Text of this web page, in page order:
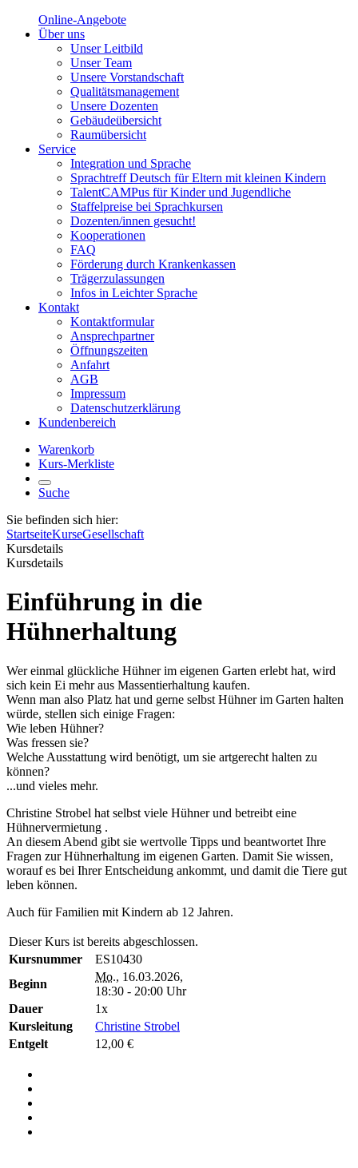
Online-Angebote
Über uns
Unser Leitbild
Unser Team
Unsere Vorstandschaft
Qualitätsmanagement
Unsere Dozenten
Gebäudeübersicht
Raumübersicht
Service
Integration und Sprache
Sprachtreff Deutsch für Eltern mit kleinen Kindern
TalentCAMPus für Kinder und Jugendliche
Staffelpreise bei Sprachkursen
Dozenten/innen gesucht!
Kooperationen
FAQ
Förderung durch Krankenkassen
Trägerzulassungen
Infos in Leichter Sprache
Kontakt
Kontaktformular
Ansprechpartner
Öffnungszeiten
Anfahrt
AGB
Impressum
Datenschutzerklärung
Kundenbereich
Warenkorb
Kurs-Merkliste
Suche
Sie befinden sich hier:
StartseiteKurseGesellschaft
Kursdetails
Kursdetails
Einführung in die
Hühnerhaltung
Wer einmal glückliche Hühner im eigenen Garten erlebt hat, wird
sich kein Ei mehr aus Massentierhaltung kaufen.
Wenn man also Platz hat und gerne selbst Hühner im Garten halten
würde, stellen sich einige Fragen:
Wie leben Hühner?
Was fressen sie?
Welche Ausstattung wird benötigt, um sie artgerecht halten zu
können?
...und vieles mehr.
Christine Strobel hat selbst viele Hühner und betreibt eine
Hühnervermietung .
An diesem Abend gibt sie wertvolle Tipps und beantwortet Ihre
Fragen zur Hühnerhaltung im eigenen Garten. Damit Sie wissen,
worauf es bei Ihrer Entscheidung ankommt, und damit die Tiere gut
leben können.
Auch für Familien mit Kindern ab 12 Jahren.
Dieser Kurs ist bereits abgeschlossen.
Kursnummer
ES10430
Beginn
Mo., 16.03.2026,
18:30 - 20:00 Uhr
Dauer
1x
Kursleitung
Christine Strobel
Entgelt
12,00 €